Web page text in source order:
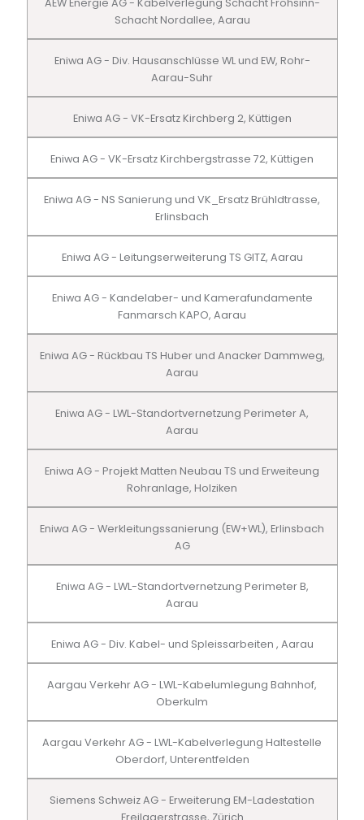
Schacht Nordallee, Aarau
Eniwa AG - Div. Hausanschlüsse WL und EW, Rohr-
Aarau-Suhr
Eniwa AG - VK-Ersatz Kirchberg 2, Küttigen
Eniwa AG - VK-Ersatz Kirchbergstrasse 72, Küttigen
Eniwa AG - NS Sanierung und VK_Ersatz Brühldtrasse,
Erlinsbach
Eniwa AG - Leitungserweiterung TS GITZ, Aarau
Eniwa AG - Kandelaber- und Kamerafundamente
Fanmarsch KAPO, Aarau
Eniwa AG - Rückbau TS Huber und Anacker Dammweg,
Aarau
Eniwa AG - LWL-Standortvernetzung Perimeter A,
Aarau
Eniwa AG - Projekt Matten Neubau TS und Erweiteung
Rohranlage, Holziken
Eniwa AG - Werkleitungssanierung (EW+WL), Erlinsbach
AG
Eniwa AG - LWL-Standortvernetzung Perimeter B,
Aarau
Eniwa AG - Div. Kabel- und Spleissarbeiten , Aarau
Aargau Verkehr AG - LWL-Kabelumlegung Bahnhof,
Oberkulm
Aargau Verkehr AG - LWL-Kabelverlegung Haltestelle
Oberdorf, Unterentfelden
Siemens Schweiz AG - Erweiterung EM-Ladestation
Freilagerstrasse, Zürich